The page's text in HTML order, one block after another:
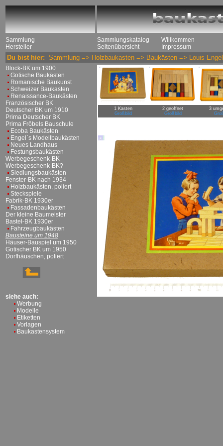
Sammlung
Hersteller
Sammlungskatalog
Seitenübersicht
Willkommen
Impressum
Du bist hier: Sammlung => Holzbaukasten => Baukästen => Louis
Block-BK um 1900
Gotische Baukästen
Romanische Baukunst
Schweizer Baukasten
Renaissance-Baukästen
Französischer BK
Deutscher BK um 1910
Prima Deutscher BK
Prima Fröbels Bauschule
Ecoba Baukästen
Engel`s Modellbaukästen
Neues Landhaus
Festungsbaukästen
Werbegeschenk-BK
Werbegeschenk-BK?
Siedlungsbaukästen
Fenster-BK nach 1934
Holzbaukästen, poliert
Steckspiele
Fabrik-BK 1930er
Fassadenbaukästen
Der kleine Baumeister
Bastel-BK 1930er
Fahrzeugbaukästen
Bausteine um 1948
Häuser-Bauspiel um 1950
Gotischer BK um 1950
Dorfhäuschen, poliert
siehe auch:
Werbung
Modelle
Etiketten
Vorlagen
Baukastensystem
1 Kasten
Großbild
2 geöffnet
Großbild
3